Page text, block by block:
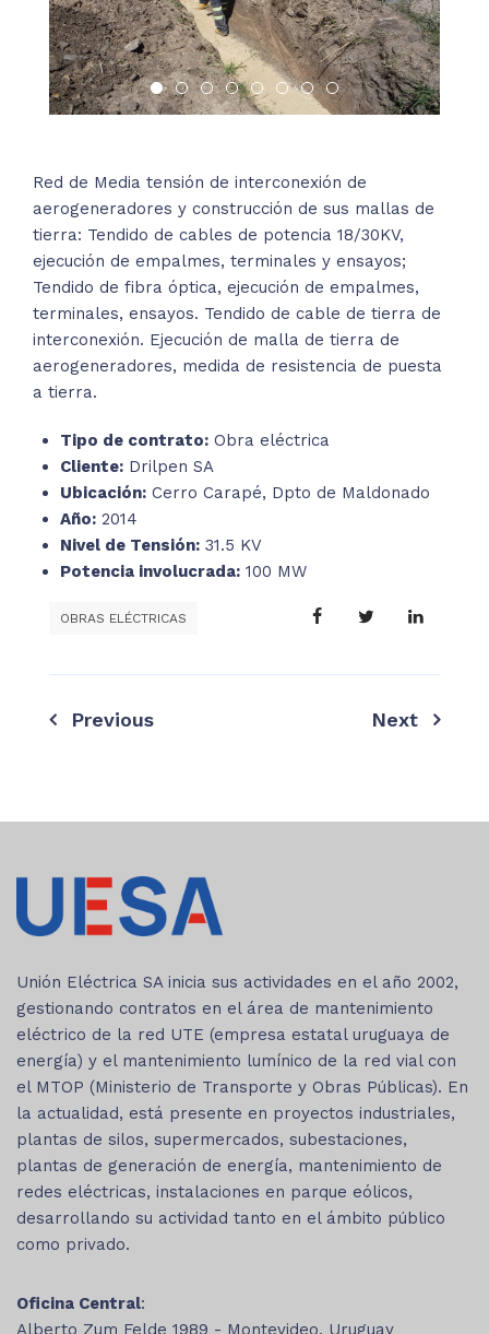
Red de Media tensión de interconexión de
aerogeneradores y construcción de sus mallas de
tierra: Tendido de cables de potencia 18/30KV,
ejecución de empalmes, terminales y ensayos;
Tendido de fibra óptica, ejecución de empalmes,
terminales, ensayos. Tendido de cable de tierra de
interconexión. Ejecución de malla de tierra de
aerogeneradores, medida de resistencia de puesta
a tierra.
Tipo de contrato: Obra eléctrica
Cliente: Drilpen SA
Ubicación: Cerro Carapé, Dpto de Maldonado
Año: 2014
Nivel de Tensión: 31.5 KV
Potencia involucrada: 100 MW
OBRAS ELÉCTRICAS
Navegación
entradas
Previous Next
Unión Eléctrica SA inicia sus actividades en el año 2002,
gestionando contratos en el área de mantenimiento
eléctrico de la red UTE (empresa estatal uruguaya de
energía) y el mantenimiento lumínico de la red vial con
el MTOP (Ministerio de Transporte y Obras Públicas). En
la actualidad, está presente en proyectos industriales,
plantas de silos, supermercados, subestaciones,
plantas de generación de energía, mantenimiento de
redes eléctricas, instalaciones en parque eólicos,
desarrollando su actividad tanto en el ámbito público
como privado.
Oficina Central:
Alberto Zum Felde 1989 - Montevideo, Uruguay